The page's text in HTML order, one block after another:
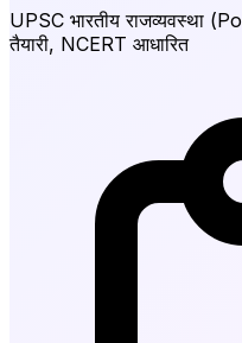
UPSC भारतीय राजव्यवस्था
तैयारी, NCERT आधारित